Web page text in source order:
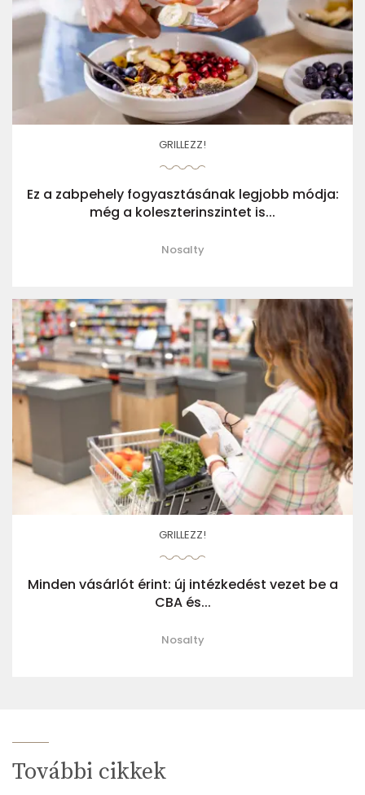
GRILLEZZ!
Ez a zabpehely fogyasztásának legjobb módja:
még a koleszterinszintet is...
Nosalty
GRILLEZZ!
Minden vásárlót érint: új intézkedést vezet be a
CBA és...
Nosalty
További cikkek